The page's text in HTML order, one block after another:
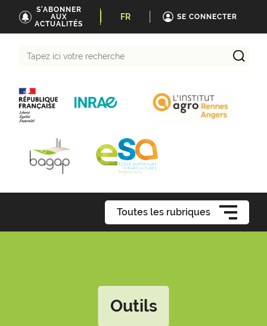
S'ABONNER
AUX
ACTUALITÉS
FR SE CONNECTER
Toutes les rubriques
Outils